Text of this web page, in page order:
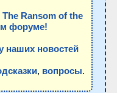
Ransom of the
форуме!
наших новостей
, вопросы.